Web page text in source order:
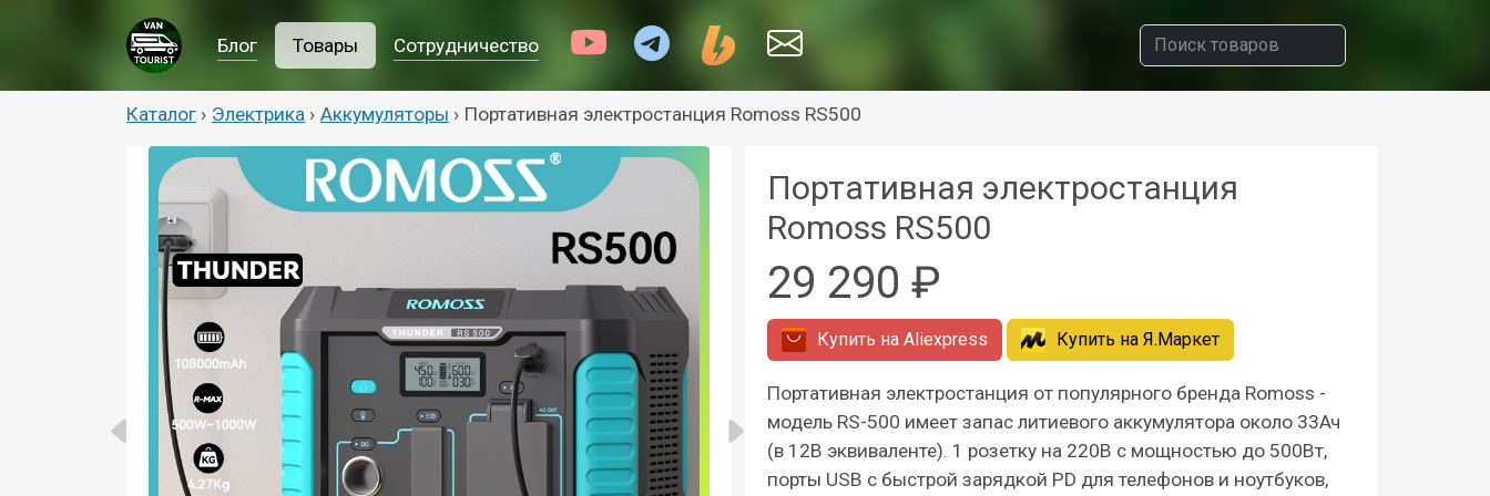
Блог Товары Сотрудничество
Каталог › Электрика › Аккумуляторы › Портативная электростанция Romoss RS500
Портативная электростанция
Romoss RS500
29 290 ₽
Купить на Aliexpress Купить на Я.Маркет
Портативная электростанция от популярного бренда Romoss -
модель RS-500 имеет запас литиевого аккумулятора около 33Ач
(в 12В эквиваленте). 1 розетку на 220В с мощностью до 500Вт,
порты USB с быстрой зарядкой PD для телефонов и ноутбуков,